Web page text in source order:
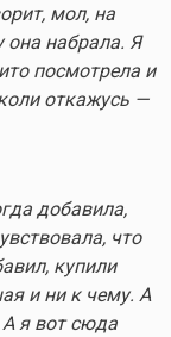
мол, на
она набрала. Я
посмотрела и
откажусь —
добавила,
что
купили
и ни к чему. А
А я вот сюда